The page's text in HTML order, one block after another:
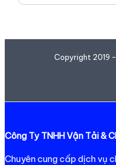
Copyright 2019
Công Ty TNHH Vận Tải &
Chuyên cung cấp dịch vụ